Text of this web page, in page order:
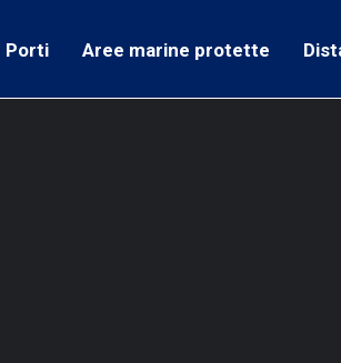
Porti Aree marine protette